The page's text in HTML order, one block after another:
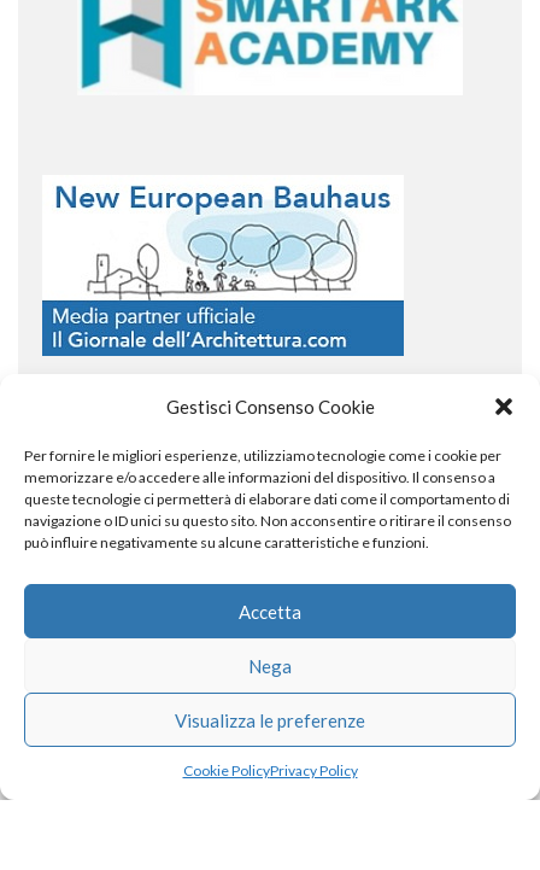
Gestisci Consenso Cookie
Per fornire le migliori esperienze, utilizziamo tecnologie come i cookie per
memorizzare e/o accedere alle informazioni del dispositivo. Il consenso a
queste tecnologie ci permetterà di elaborare dati come il comportamento di
navigazione o ID unici su questo sito. Non acconsentire o ritirare il consenso
può influire negativamente su alcune caratteristiche e funzioni.
Accetta
Nega
Visualizza le preferenze
Cookie PolicyPrivacy Policy
COPYRIGHT
© TheArchitecturalPost 2024
SOCIAL NETWORK
facebookinstagram